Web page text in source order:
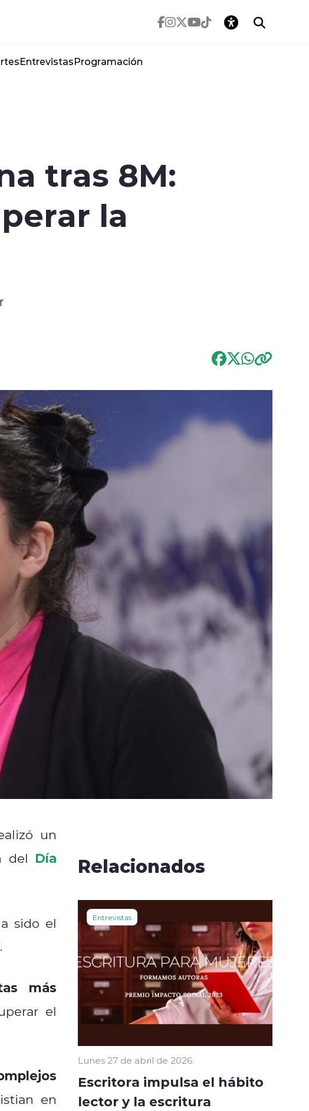
EntrevistasProgramación
tras 8M:
la
un
del Día
sido el
más
el
en
Relacionados
Entrevistas
Lunes 27 de abril de 2026
Escritora impulsa el hábito
lector y la escritura